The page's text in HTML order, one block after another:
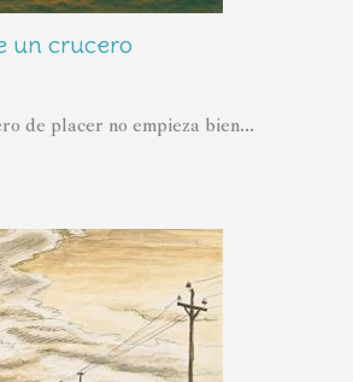
un crucero
de placer no empieza bien...